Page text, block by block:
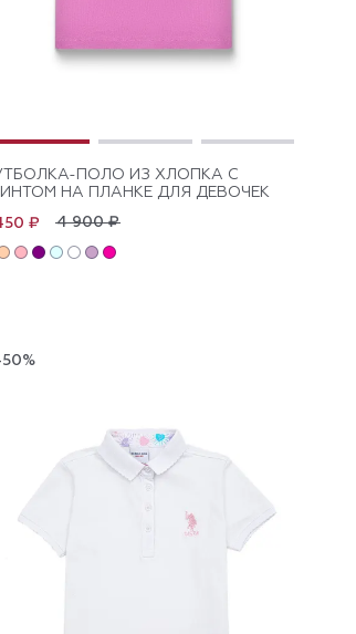
ПОЛО ИЗ ХЛОПКА C
НА ПЛАНКЕ ДЛЯ ДЕВОЧЕК
4 900 ₽
₽
50%